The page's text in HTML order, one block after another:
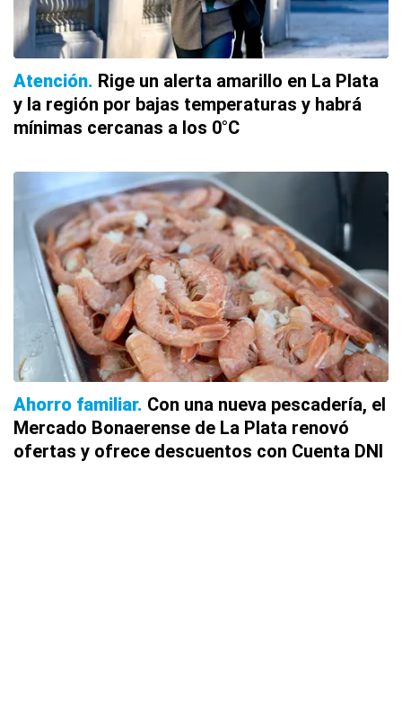
Atención Rige un alerta amarillo en La Plata
y la región por bajas temperaturas y habrá
mínimas cercanas a los 0°C
Ahorro familiar Con una nueva pescadería, el
Mercado Bonaerense de La Plata renovó
ofertas y ofrece descuentos con Cuenta DNI